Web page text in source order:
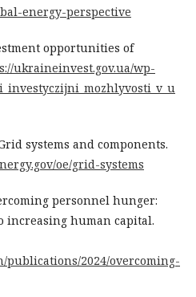
energy-perspective
opportunities of
ukraineinvest.gov.ua/wp-
systems and components.
oe/grid-systems
personnel hunger:
human capital.
publications/2024/overcoming-